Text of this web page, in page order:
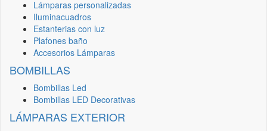
Lámparas personalizadas
Iluminacuadros
Estanterias con luz
Plafones baño
Accesorios Lámparas
BOMBILLAS
Bombillas Led
Bombillas LED Decorativas
LÁMPARAS EXTERIOR